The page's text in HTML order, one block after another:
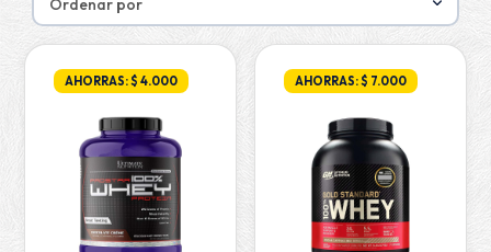
AHORRAS: $ 4.000 AHORRAS: $ 7.000